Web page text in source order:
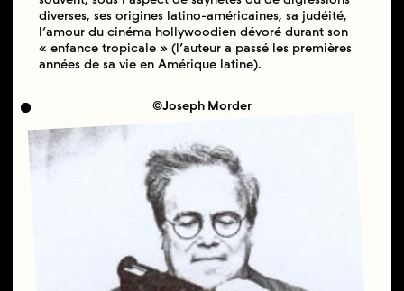
diverses, ses origines latino-américaines, sa judéité,
l’amour du cinéma hollywoodien dévoré durant son
« enfance tropicale » (l’auteur a passé les premières
années de sa vie en Amérique latine).
©Joseph Morder